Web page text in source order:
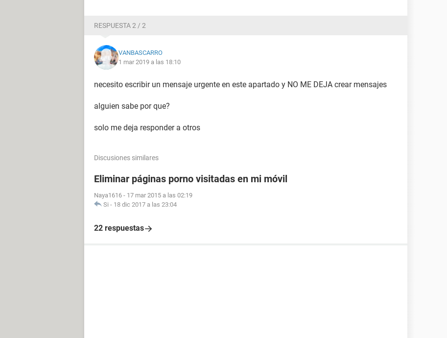
RESPUESTA 2 / 2
VANBASCARRO
1 mar 2019 a las 18:10
necesito escribir un mensaje urgente en este apartado y NO ME DEJA crear mensajes
alguien sabe por que?
solo me deja responder a otros
Discusiones similares
Eliminar páginas porno visitadas en mi móvil
Naya1616 - 17 mar 2015 a las 02:19
Si - 18 dic 2017 a las 23:04
22 respuestas